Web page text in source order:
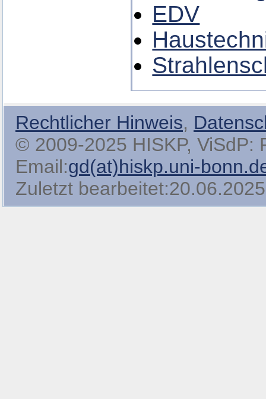
EDV
Rechtlicher Hinweis,
© 2009-2025 HISKP, ViSdP:
Email:gd(at)hiskp.uni-
Zuletzt